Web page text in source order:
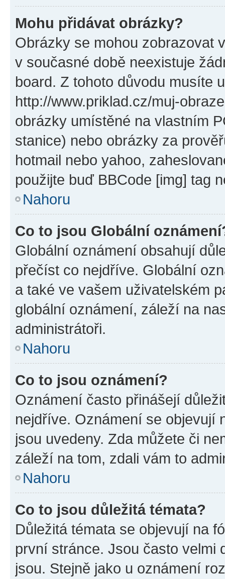
Mohu přidávat obrázky?
Obrázky se mohou zobrazovat
v současné době neexistuje
board. Z tohoto důvodu musíte
http://www.priklad.cz/muj-
obrázky umístěné na vlastním
stanice) nebo obrázky za
hotmail nebo yahoo,
použijte buď BBCode [img] tag
Nahoru
Co to jsou Globální
Globální oznámení obsahují
přečíst co nejdříve. Globální
a také ve vašem uživatelském
globální oznámení, záleží na
administrátoři.
Nahoru
Co to jsou oznámení?
Oznámení často přinášejí
nejdříve. Oznámení se objevují
jsou uvedeny. Zda můžete či
záleží na tom, zdali vám to
Nahoru
Co to jsou důležitá témata?
Důležitá témata se objevují na
první stránce. Jsou často velmi
jsou. Stejně jako u oznámení